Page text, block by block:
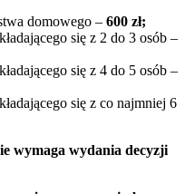
domowego – 600 zł;
się z 2 do 3 osób –
się z 4 do 5 osób –
się z co najmniej 6
wymaga wydania decyzji